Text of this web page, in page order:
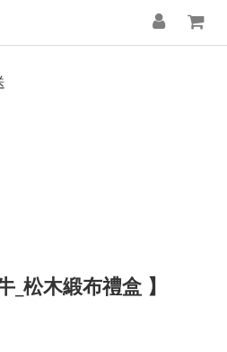
_松木緞布禮盒 】